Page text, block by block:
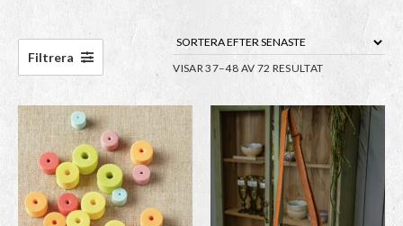
VISAR 37–48 AV 72 RESULTATSORTERA
Filtrera
Den
här
produkten
har
flera
varianter.
Den
här
produkten
har
flera
varianter.